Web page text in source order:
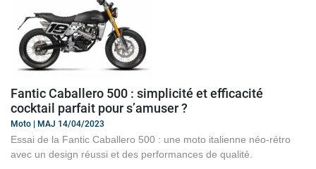
Fantic Caballero 500 : simplicité et efficacité
cocktail parfait pour s’amuser ?
Moto | MAJ 14/04/2023
Essai de la Fantic Caballero 500 : une moto italienne néo-rétro
avec un design réussi et des performances de qualité.